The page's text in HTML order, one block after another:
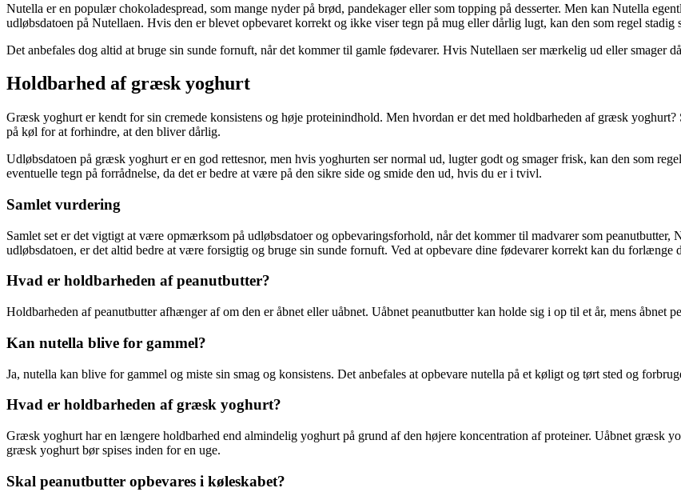
Nutella er en populær chokoladespread, som mange nyder på brød, pandekager eller som topping på desserter. Men kan Nutella
udløbsdatoen på Nutellaen. Hvis den er blevet opbevaret korrekt og ikke viser tegn på mug eller dårlig lugt, kan den som regel stadig
Det anbefales dog altid at bruge sin sunde fornuft, når det kommer til gamle fødevarer. Hvis Nutellaen ser mærkelig ud eller smager
Holdbarhed af græsk yoghurt
Græsk yoghurt er kendt for sin cremede konsistens og høje proteinindhold. Men hvordan er det med holdbarheden af græsk
på køl for at forhindre, at den bliver dårlig.
Udløbsdatoen på græsk yoghurt er en god rettesnor, men hvis yoghurten ser normal ud, lugter godt og smager frisk, kan den som
eventuelle tegn på forrådnelse, da det er bedre at være på den sikre side og smide den ud, hvis du er i tvivl.
Samlet vurdering
Samlet set er det vigtigt at være opmærksom på udløbsdatoer og opbevaringsforhold, når det kommer til madvarer som
udløbsdatoen, er det altid bedre at være forsigtig og bruge sin sunde fornuft. Ved at opbevare dine fødevarer korrekt kan du forlænge
Hvad er holdbarheden af peanutbutter?
Holdbarheden af peanutbutter afhænger af om den er åbnet eller uåbnet. Uåbnet peanutbutter kan holde sig i op til et år, mens åbnet
Kan nutella blive for gammel?
Ja, nutella kan blive for gammel og miste sin smag og konsistens. Det anbefales at opbevare nutella på et køligt og tørt sted og
Hvad er holdbarheden af græsk yoghurt?
Græsk yoghurt har en længere holdbarhed end almindelig yoghurt på grund af den højere koncentration af proteiner. Uåbnet græsk
græsk yoghurt bør spises inden for en uge.
Skal peanutbutter opbevares i køleskabet?